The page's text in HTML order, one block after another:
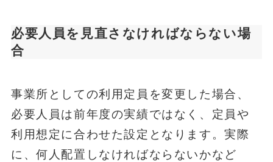
必要人員を見直さなければならない場
合
事業所としての利用定員を変更した場合、
必要人員は前年度の実績ではなく、定員や
利用想定に合わせた設定となります。実際
に、何人配置しなければならないかなど